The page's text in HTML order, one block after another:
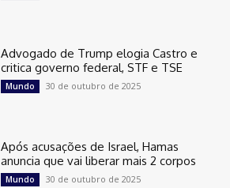
Advogado de Trump elogia Castro e
critica governo federal, STF e TSE
Mundo 30 de outubro de 2025
Após acusações de Israel, Hamas
anuncia que vai liberar mais 2 corpos
Mundo 30 de outubro de 2025